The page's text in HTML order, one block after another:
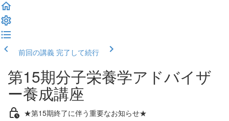
前回の講義 完了して続行
第15期分子栄養学アドバイザ
ー養成講座
★第15期終了に伴う重要なお知らせ★